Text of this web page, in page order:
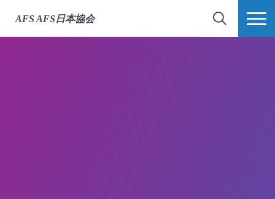
AFS AFS日本協会
検索 MORE